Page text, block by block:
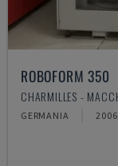
ROBOFORM 350
CHARMILLES -
GERMANIA 2006